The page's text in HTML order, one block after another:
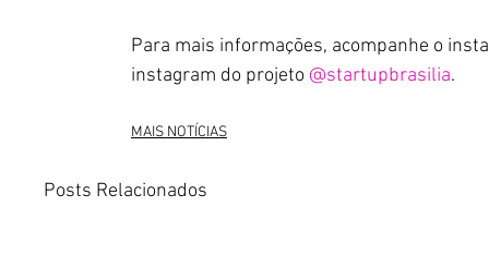
Para mais informações, acompanhe o
instagram do projeto @startupbrasilia.
MAIS NOTÍCIAS
Posts Relacionados